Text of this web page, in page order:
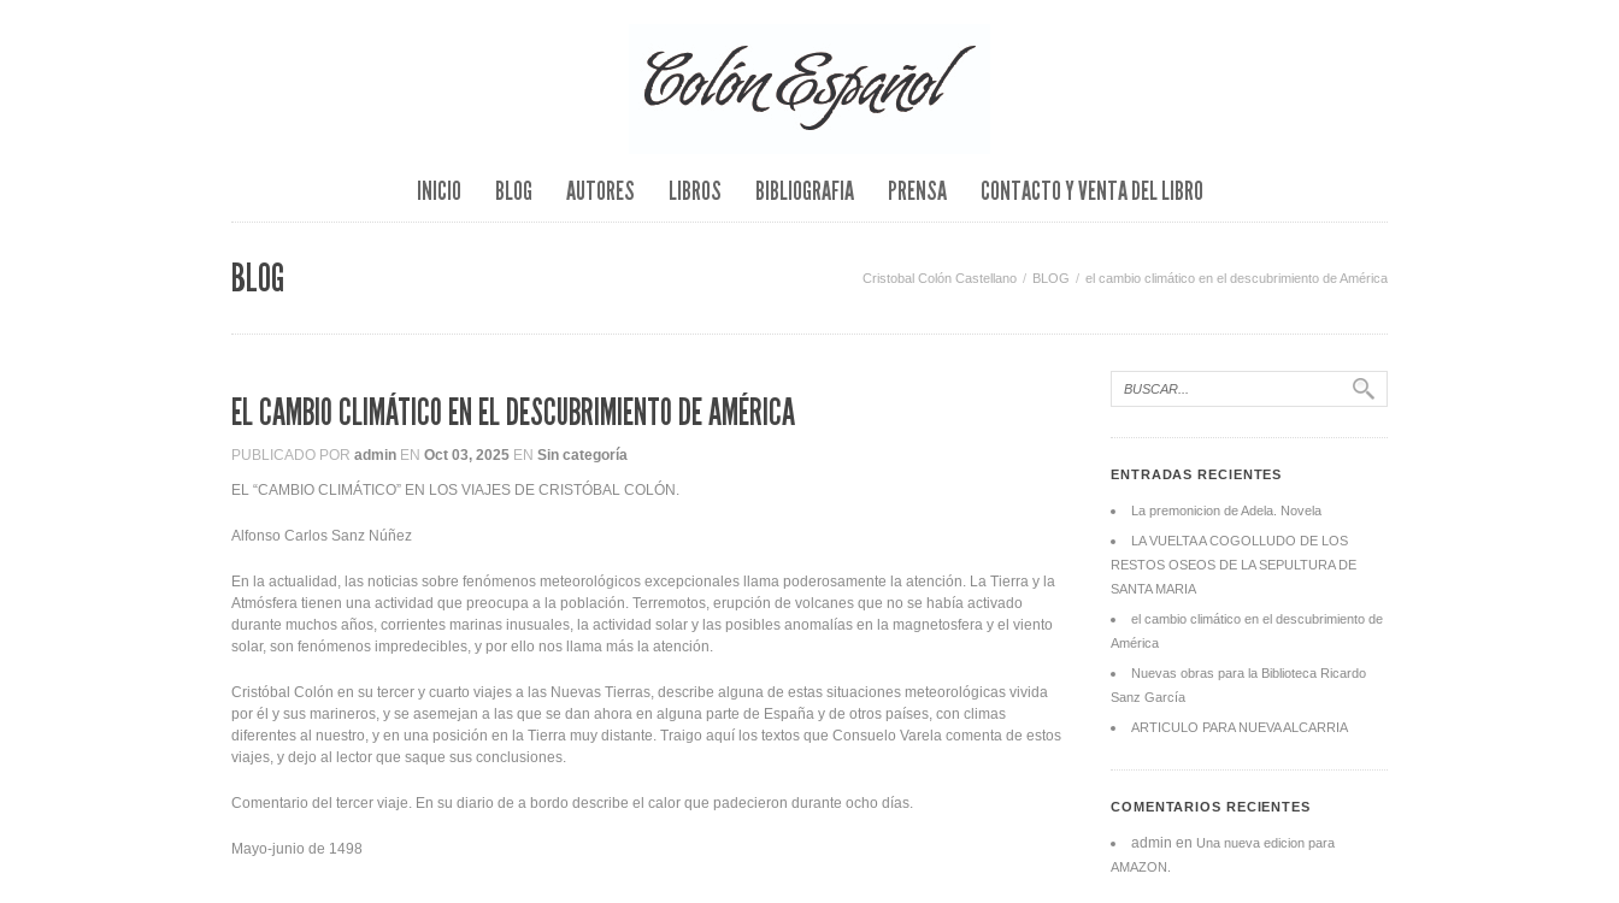
INICIO BLOG AUTORES LIBROS BIBLIOGRAFIA PRENSA CONTACTO Y VENTA DEL LIBRO
BLOG Cristobal Colón Castellano BLOG el cambio climático en el descubrimiento de América
EL CAMBIO CLIMÁTICO EN EL DESCUBRIMIENTO DE AMÉRICA
PUBLICADO POR admin EN Oct 03, 2025 EN Sin categoría
EL “CAMBIO CLIMÁTICO” EN LOS VIAJES DE CRISTÓBAL COLÓN.
Alfonso Carlos Sanz Núñez
En la actualidad, las noticias sobre fenómenos meteorológicos excepcionales llama poderosamente la atención. La Tierra y la
Atmósfera tienen una actividad que preocupa a la población. Terremotos, erupción de volcanes que no se había activado
durante muchos años, corrientes marinas inusuales, la actividad solar y las posibles anomalías en la magnetosfera y el viento
solar, son fenómenos impredecibles, y por ello nos llama más la atención.
Cristóbal Colón en su tercer y cuarto viajes a las Nuevas Tierras, describe alguna de estas situaciones meteorológicas vivida
por él y sus marineros, y se asemejan a las que se dan ahora en alguna parte de España y de otros países, con climas
diferentes al nuestro, y en una posición en la Tierra muy distante. Traigo aquí los textos que Consuelo Varela comenta de estos
viajes, y dejo al lector que saque sus conclusiones.
Comentario del tercer viaje. En su diario de a bordo describe el calor que padecieron durante ocho días.
Mayo-junio de 1498
ENTRADAS RECIENTES
La premonicion de Adela. Novela
LA VUELTA A COGOLLUDO DE LOS
RESTOS OSEOS DE LA SEPULTURA DE
SANTA MARIA
el cambio climático en el descubrimiento de
América
Nuevas obras para la Biblioteca Ricardo
Sanz García
ARTICULO PARA NUEVA ALCARRIA
COMENTARIOS RECIENTES
admin en Una nueva edicion para
AMAZON.